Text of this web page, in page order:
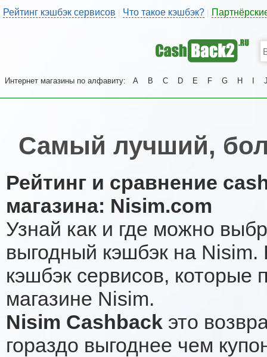
Рейтинг кэшбэк сервисов | Что такое кэшбэк?
Интернет магазины по алфавиту: A B C D E F G H
Самый лучший,
Рейтинг и сравнение
магазина: Nisim.com
Узнай как и где можно
выгодный кэшбэк на
кэшбэк сервисов, которые
магазине Nisim.
Nisim Cashback это
гораздо выгоднее чем